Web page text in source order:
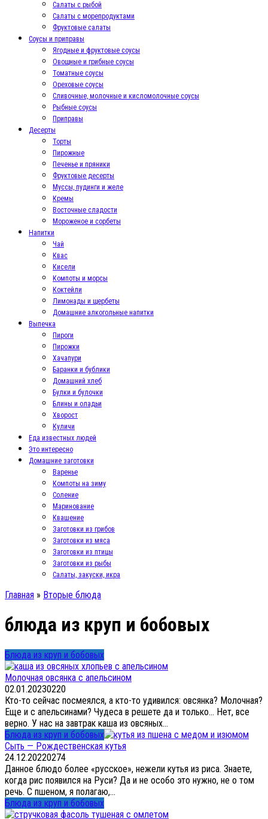
Салаты с рыбой
Салаты с морепродуктами
Фруктовые салаты
Соусы и приправы
Ягодные и фруктовые соусы
Овощные и грибные соусы
Томатные соусы
Ореховые соусы
Сливочные, молочные и кисломолочные соусы
Рыбные соусы
Приправы
Десерты
Торты
Пирожные
Печенье и пряники
Фруктовые десерты
Муссы, пудинги и желе
Кремы
Восточные сладости
Мороженое и сорбеты
Напитки
Чай
Квас
Кисели
Компоты и морсы
Коктейли
Лимонады и щербеты
Домашние алкогольные напитки
Выпечка
Пироги
Пирожки
Хачапури
Баранки и бублики
Домашний хлеб
Булки и булочки
Блины и оладьи
Хворост
Куличи
Еда известных людей
Это интересно
Домашние заготовки
Варенье
Компоты на зиму
Соление
Маринование
Квашение
Заготовки из грибов
Заготовки из мяса
Заготовки из птицы
Заготовки из рыбы
Салаты, закуски, икра
Главная » Вторые блюда
блюда из круп и бобовых
Блюда из круп и бобовых
Молочная овсянка с апельсином
02.01.20230220
Кто-то сейчас посмеялся, а кто-то удивился: овсянка? Молочная?
Еще и с апельсинами? Чудеса в решете да и только… Нет, все
верно. У нас на завтрак каша из овсяных...
Блюда из круп и бобовых
Сыть — Рождественская кутья
24.12.20220274
Данное блюдо более «русское», нежели кутья из риса. Знаете,
когда рис появился на Руси? Да и не особо это нужно, не о том
речь. С пшеном, я полагаю,...
Блюда из круп и бобовых